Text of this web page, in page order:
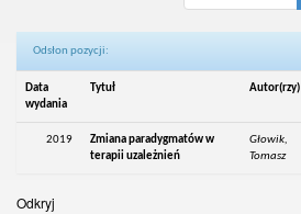
Odsłon pozycji:
Data
wydania
Tytuł Autor(rzy)
2019
Zmiana paradygmatów w
terapii uzależnień
Głowik,
Tomasz
Odkryj